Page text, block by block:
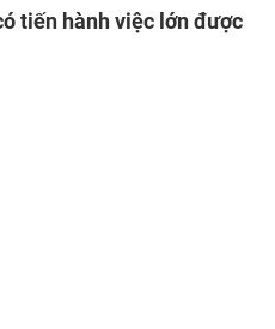
tiến hành việc lớn được